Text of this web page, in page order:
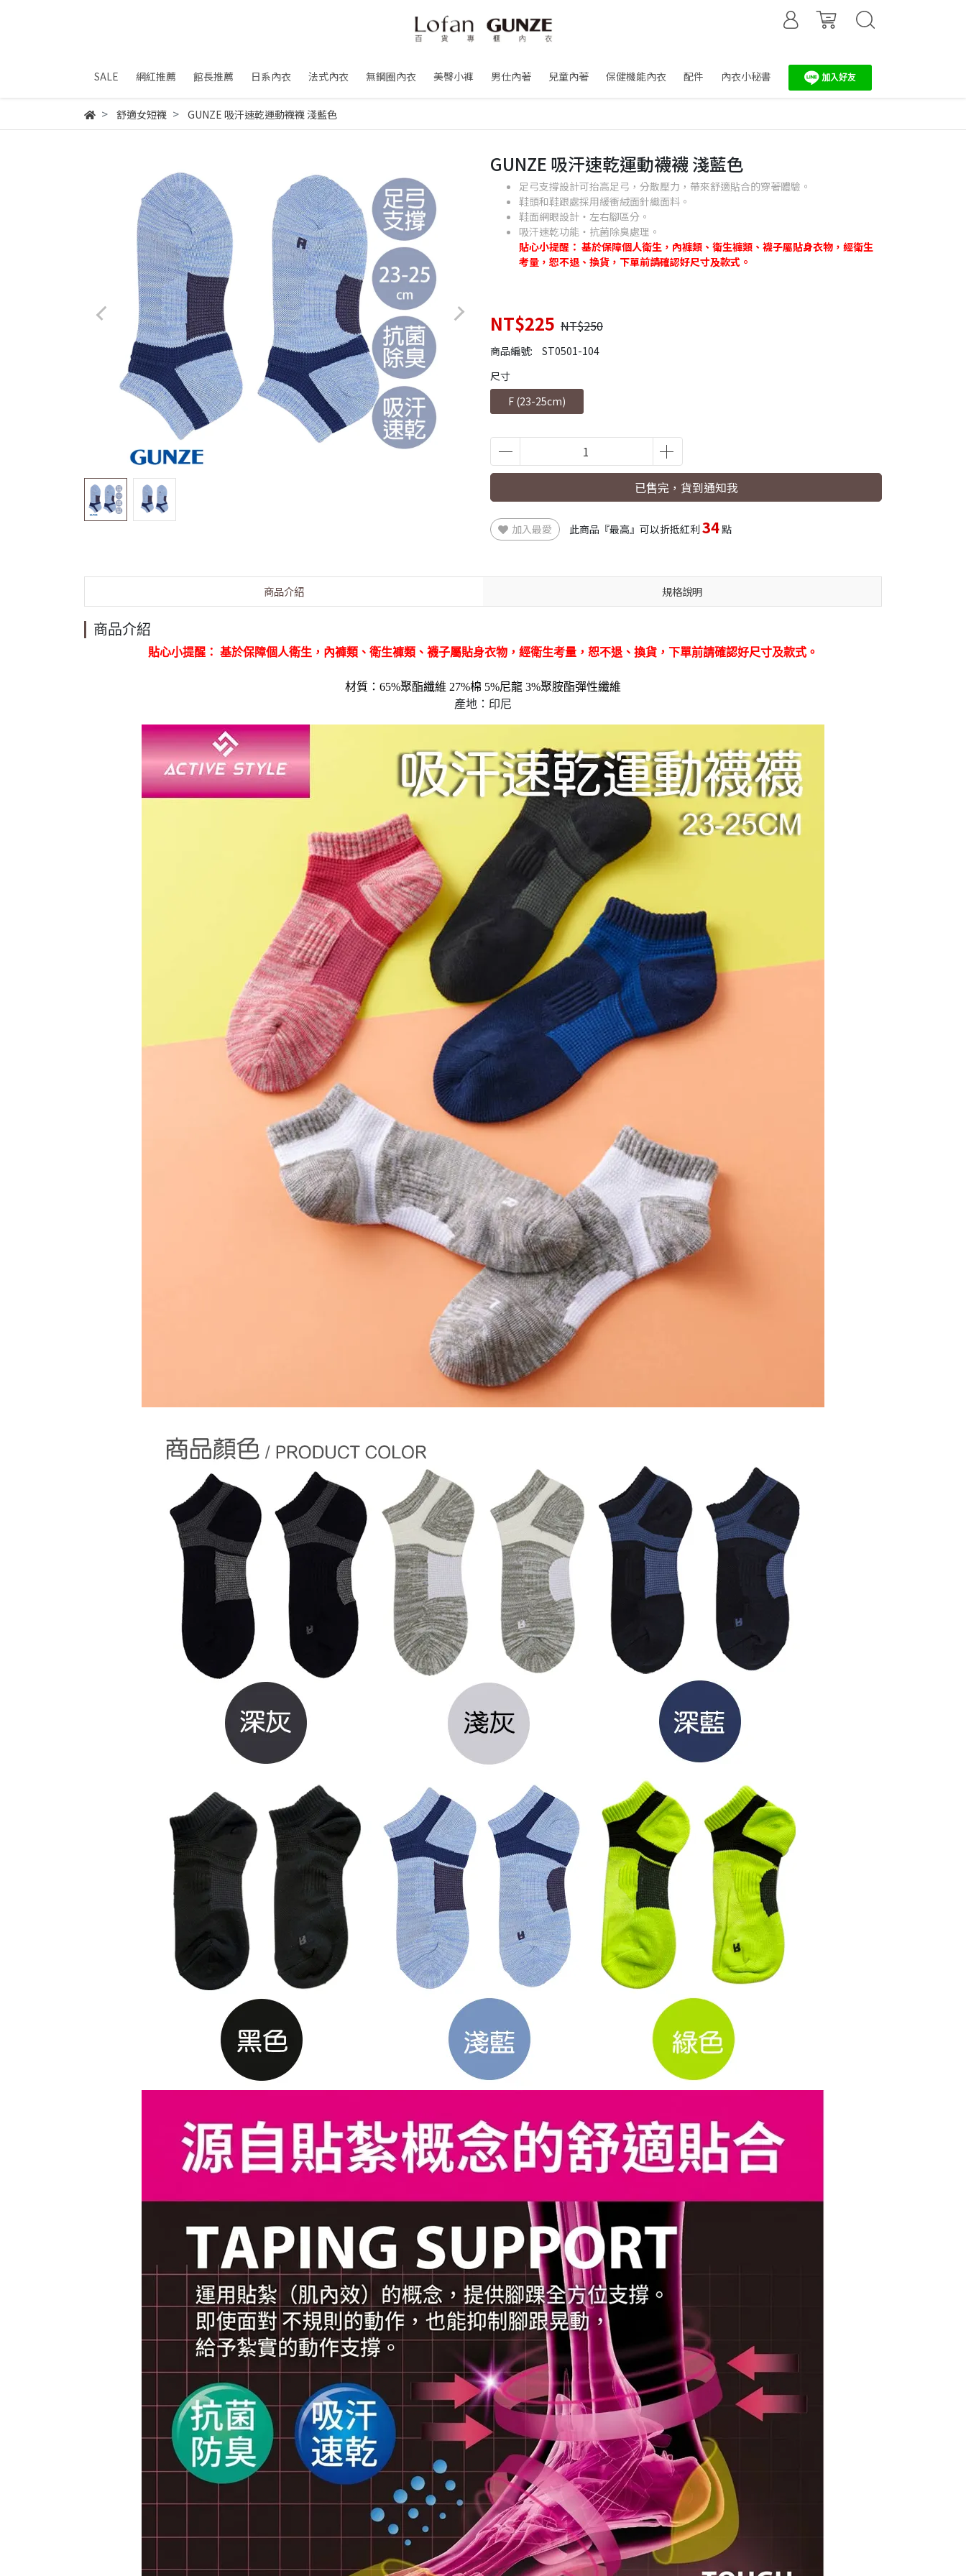
SALE 網紅推薦 館長推薦 日系內衣 法式內衣 無鋼圈內衣 美臀小褲 男仕內著 兒童內著 保健機能內衣 配件 內衣小秘書
舒適女短襪 GUNZE 吸汗速乾運動襪襪 淺藍色
GUNZE 吸汗速乾運動襪襪 淺藍色
足弓支撐設計可抬高足弓，分散壓力，帶來舒適貼合的穿著體驗。
鞋頭和鞋跟處採用緩衝絨面針織面料。
鞋面網眼設計・左右腳區分。
吸汗速乾功能・抗菌除臭處理。
貼心小提醒： 基於保障個人衛生，內褲類、衛生褲類、襪子屬貼身衣物，經衛生
考量，恕不退、換貨，下單前請確認好尺寸及款式。
NT$225 NT$250
商品編號:
ST0501-104
尺寸
F (23-25cm)
已售完，貨到通知我
加入最愛 此商品『最高』可以折抵紅利 34點
商品介紹 規格說明
商品介紹
貼心小提醒： 基於保障個人衛生，內褲類、衛生褲類、襪子屬貼身衣物，經衛生考量，恕不退、換貨，下單前請確認好尺寸及款式。
材質：65%聚酯纖維 27%棉 5%尼龍 3%聚胺酯彈性纖維
產地：印尼